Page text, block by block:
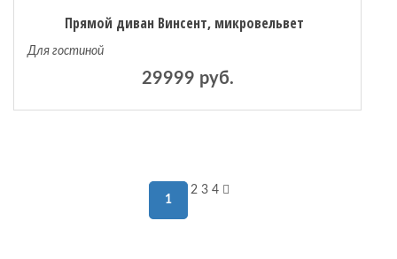
Прямой диван Винсент, микровельвет
Для гостиной
29999 руб.
1
2 3 4